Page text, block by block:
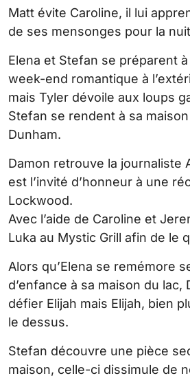
Matt évite Caroline, il lui
de ses mensonges pour la
Elena et Stefan se préparent
week-end romantique à
mais Tyler dévoile aux loups
Stefan se rendent à sa
Dunham.
Damon retrouve la journaliste
est l’invité d’honneur à une
Lockwood.
Avec l’aide de Caroline et
Luka au Mystic Grill afin de le
Alors qu’Elena se remémore
d’enfance à sa maison du lac,
défier Elijah mais Elijah, bien
le dessus.
Stefan découvre une pièce
maison, celle-ci dissimule de